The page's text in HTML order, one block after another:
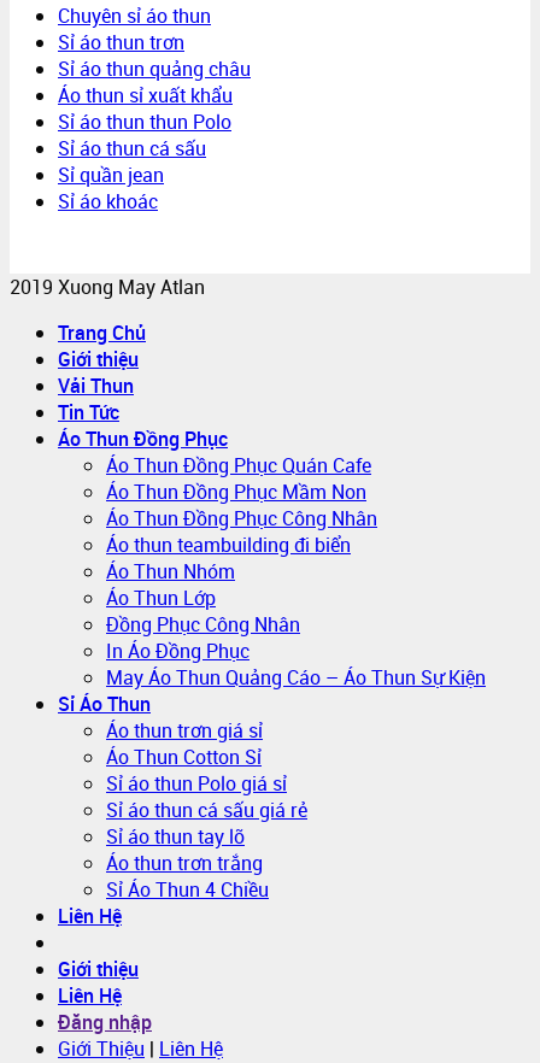
Chuyên sỉ áo thun
Sỉ áo thun trơn
Sỉ áo thun quảng châu
Áo thun sỉ xuất khẩu
Sỉ áo thun thun Polo
Sỉ áo thun cá sấu
Sỉ quần jean
Sỉ áo khoác
2019 Xuong May Atlan
Trang Chủ
Giới thiệu
Vải Thun
Tin Tức
Áo Thun Đồng Phục
Áo Thun Đồng Phục Quán Cafe
Áo Thun Đồng Phục Mầm Non
Áo Thun Đồng Phục Công Nhân
Áo thun teambuilding đi biển
Áo Thun Nhóm
Áo Thun Lớp
Đồng Phục Công Nhân
In Áo Đồng Phục
May Áo Thun Quảng Cáo – Áo Thun Sự Kiện
Sỉ Áo Thun
Áo thun trơn giá sỉ
Áo Thun Cotton Sỉ
Sỉ áo thun Polo giá sỉ
Sỉ áo thun cá sấu giá rẻ
Sỉ áo thun tay lỡ
Áo thun trơn trắng
Sỉ Áo Thun 4 Chiều
Liên Hệ
Giới thiệu
Liên Hệ
Đăng nhập
Giới Thiệu | Liên Hệ